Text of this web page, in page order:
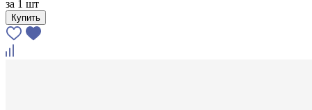
за 1 шт
Купить